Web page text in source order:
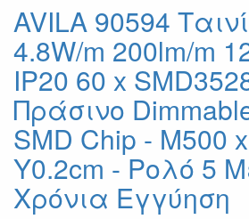
AVILA 90594
4.8W/m 200lm/m
IP20 60 x
Πράσινο
SMD Chip - Μ500
Υ0.2cm - Ρολό 5
Χρόνια Εγγύηση